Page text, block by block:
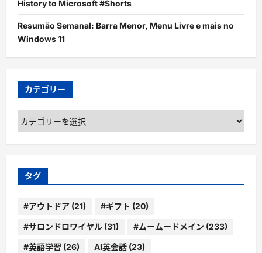
History to Microsoft #Shorts
Resumão Semanal: Barra Menor, Menu Livre e mais no
Windows 11
カテゴリー
カ
ゴ
ー
タグ
#アウトドア (21) #ギフト (20)
#サロンドロワイヤル (31) #ムームードメイン (233)
#英語学習 (26) AI英会話 (23)